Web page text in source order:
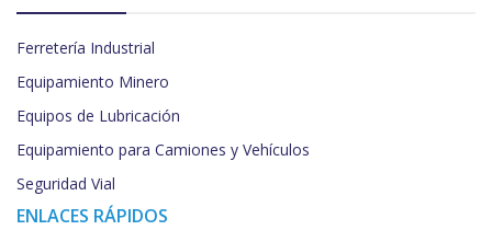
Ferretería Industrial
Equipamiento Minero
Equipos de Lubricación
Equipamiento para Camiones y Vehículos
Seguridad Vial
ENLACES RÁPIDOS